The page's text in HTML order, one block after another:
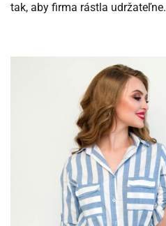
tak, aby firma rástla udržateľne.